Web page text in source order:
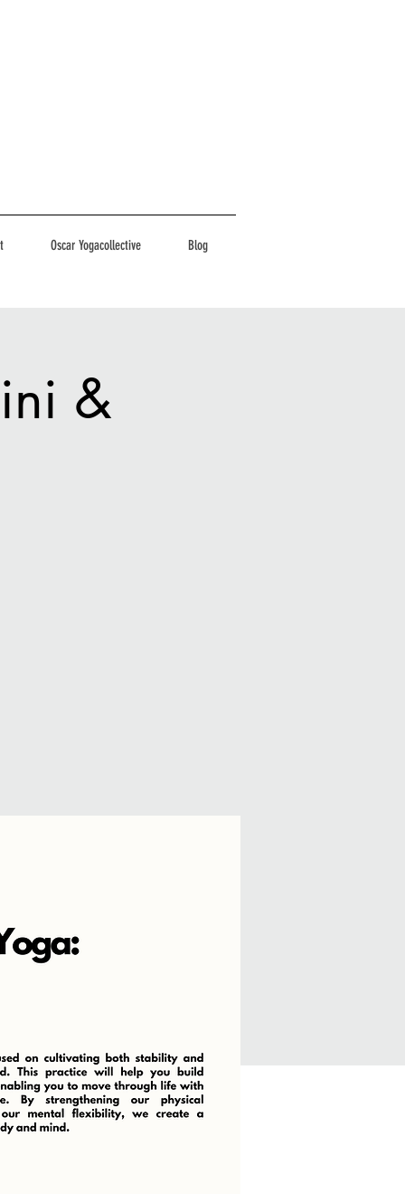
Oscar Yogacollective Blog
&